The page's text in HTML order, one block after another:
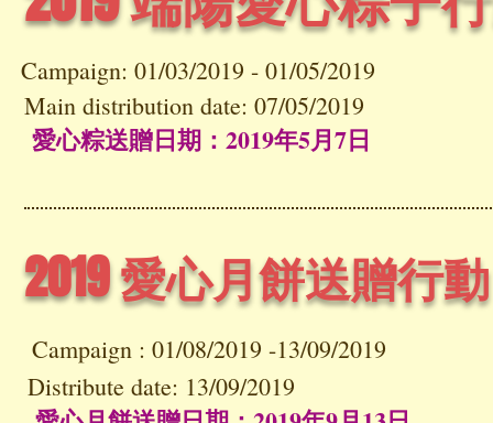
Campaign: 01/03/2019 - 01/05/2019
Main distribution date: 07/05/2019
愛心粽送贈日期：2019年5月7日
2019 愛心月餅送贈行動
Campaign : 01/08/2019 -13/09/2019
Distribute date: 13/09/2019